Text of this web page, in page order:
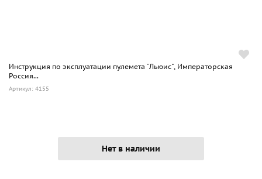
Инструкция по эксплуатации пулемета "Льюис", Императорская
Россия...
Артикул: 4155
Нет в наличии